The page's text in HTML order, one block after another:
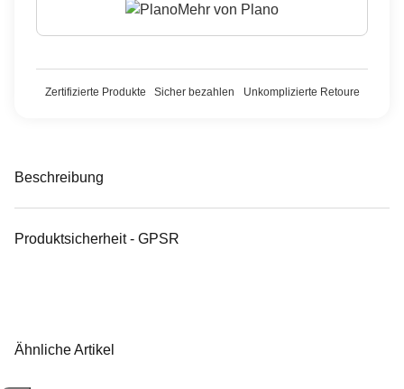
Mehr von Plano
Zertifizierte Produkte Sicher bezahlen Unkomplizierte Retoure
Beschreibung
Produktsicherheit - GPSR
Ähnliche Artikel